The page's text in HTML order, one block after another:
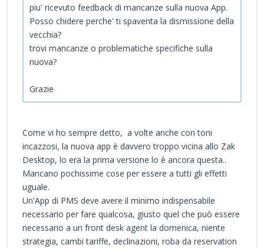
piu' ricevuto feedback di mancanze sulla nuova App.
Posso chidere perche' ti spaventa la dismissione della
vecchia?
trovi mancanze o problematiche specifiche sulla
nuova?
Grazie
Come vi ho sempre detto, a volte anche con toni
incazzosi, la nuova app è davvero troppo vicina allo Zak
Desktop, lo era la prima versione lo è ancora questa..
Mancano pochissime cose per essere a tutti gli effetti
uguale.
Un'App di PMS deve avere il minimo indispensabile
necessario per fare qualcosa, giusto quel che può essere
necessario a un front desk agent la domenica, niente
strategia, cambi tariffe, declinazioni, roba da reservation